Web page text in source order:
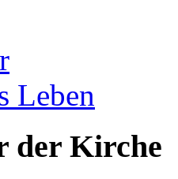
Leben
der Kirche